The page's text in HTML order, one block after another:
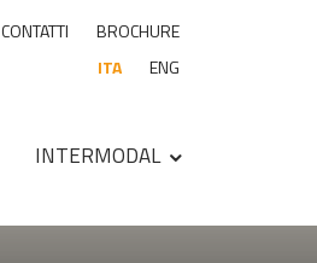
CONTATTI
BROCHURE
ITA
ENG
INTERMODAL